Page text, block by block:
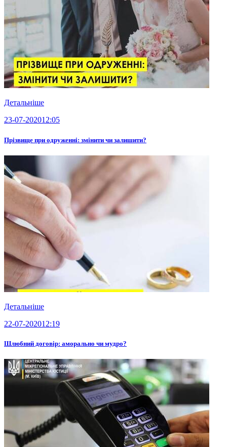
Детальніше
23-07-202012:05
Прізвище при одруженні: змінити чи залишити?
Детальніше
22-07-202012:19
Шлюбний договір: аморально чи мудро?